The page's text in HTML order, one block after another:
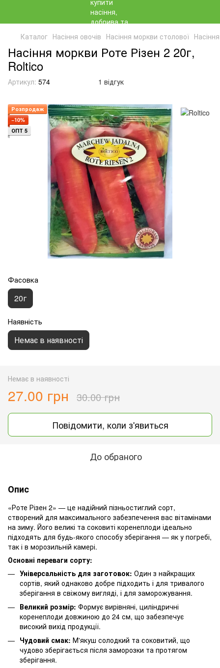
Каталог Насіння овочів Насіння моркви столової
Насіння моркви Роте Різен 2 20г,
Roltico
Артикул: 574 1 відгук
Розпродаж
−10%
ОПТ 5
Фасовка
20г
Наявність
Немає в наявності
Немає в наявності
27.00 грн 30.00 грн
Повідомити, коли з'явиться
До обраного
Опис
«Роте Різен 2» — це надійний пізньостиглий сорт,
створений для максимального забезпечення вас вітамінами
на зиму. Його великі та соковиті коренеплоди ідеально
підходять для будь-якого способу зберігання — як у погребі,
так і в морозильній камері.
Основні переваги сорту:
Універсальність для заготовок: Один з найкращих
сортів, який однаково добре підходить і для тривалого
зберігання в свіжому вигляді, і для заморожування.
Великий розмір: Формує вирівняні, циліндричні
коренеплоди довжиною до 24 см, що забезпечує
високий вихід продукції.
Чудовий смак: М'якуш солодкий та соковитий, що
чудово зберігається після заморозки та протягом
зберігання.